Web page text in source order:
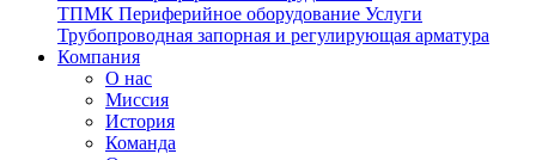
ТПМК Периферийное оборудование Услуги
Трубопроводная запорная и регулирующая арматура
Компания
О нас
Миссия
История
Команда